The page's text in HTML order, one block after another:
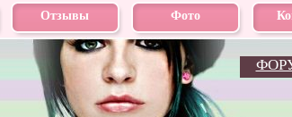
Отзывы Фото